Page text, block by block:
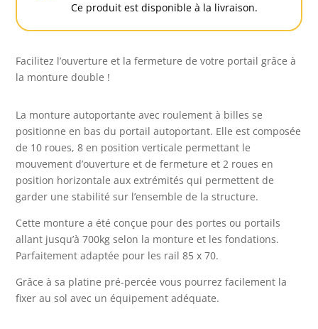
Ce produit est disponible à la livraison.
Facilitez l’ouverture et la fermeture de votre portail grâce à
la monture double !
La monture autoportante avec roulement à billes se
positionne en bas du portail autoportant. Elle est composée
de 10 roues, 8 en position verticale permettant le
mouvement d’ouverture et de fermeture et 2 roues en
position horizontale aux extrémités qui permettent de
garder une stabilité sur l’ensemble de la structure.
Cette monture a été conçue pour des portes ou portails
allant jusqu’à 700kg selon la monture et les fondations.
Parfaitement adaptée pour les rail 85 x 70.
Grâce à sa platine pré-percée vous pourrez facilement la
fixer au sol avec un équipement adéquate.